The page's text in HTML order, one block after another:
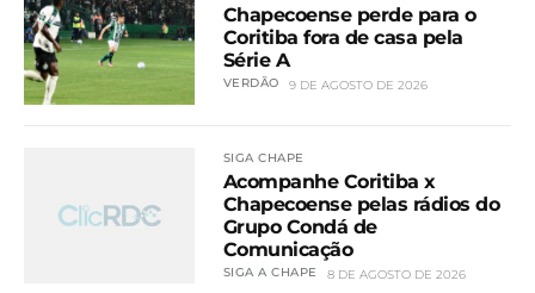
Chapecoense perde para o
Coritiba fora de casa pela
Série A
VERDÃO 9 DE AGOSTO DE 2026
SIGA CHAPE
Acompanhe Coritiba x
Chapecoense pelas rádios do
Grupo Condá de
Comunicação
SIGA A CHAPE 8 DE AGOSTO DE 2026